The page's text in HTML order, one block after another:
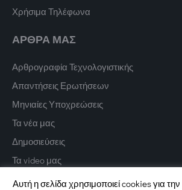
Χρήσιμα Τηλέφωνα
ΑΡΘΡΑ ΜΑΣ
Αρθρογραφία Τεχνολογιστικής
Απαντήσεις Ερωτήσεων
Μηνιαίες Υποχρεώσεις
Τα νέα μας
Δημοσιεύσεις
Τα video μας
Αυτή η σελίδα χρησιμοποιεί cookies για